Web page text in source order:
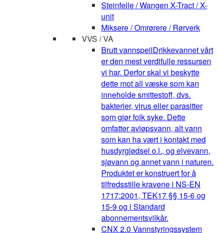
Steinfelle / Wangen X-Tract / X-
unit
Miksere / Omrørere / Rørverk
VVS / VA
Brutt vannspeilDrikkevannet vårt
er den mest verdifulle ressursen
vi har. Derfor skal vi beskytte
dette mot all væske som kan
inneholde smittestoff, dvs.
bakterier, virus eller parasitter
som gjør folk syke. Dette
omfatter avløpsvann, alt vann
som kan ha vært i kontakt med
husdyrgjødsel o.l., og elvevann,
sjøvann og annet vann i naturen.
Produktet er konstruert for å
tilfredsstille kravene i NS-EN
1717:2001, TEK17 §§ 15-6 og
15-9 og i Standard
abonnementsvilkår.
CNX 2.0 Vannstyringssystem